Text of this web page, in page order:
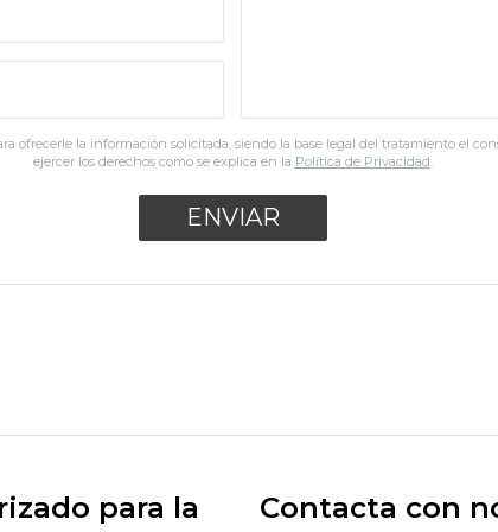
ofrecerle la información solicitada, siendo la base legal del tratamiento el
ejercer los derechos como se explica en la Política de Privacidad.
para la
Contacta con